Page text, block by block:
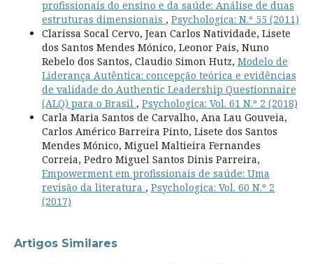
profissionais do ensino e da saúde: Análise de duas
estruturas dimensionais , Psychologica: N.º 55 (2011)
Clarissa Socal Cervo, Jean Carlos Natividade, Lisete
dos Santos Mendes Mónico, Leonor Pais, Nuno
Rebelo dos Santos, Claudio Simon Hutz, Modelo de
Liderança Autêntica: concepção teórica e evidências
de validade do Authentic Leadership Questionnaire
(ALQ) para o Brasil , Psychologica: Vol. 61 N.º 2 (2018)
Carla Maria Santos de Carvalho, Ana Lau Gouveia,
Carlos Américo Barreira Pinto, Lisete dos Santos
Mendes Mónico, Miguel Maltieira Fernandes
Correia, Pedro Miguel Santos Dinis Parreira,
Empowerment em profissionais de saúde: Uma
revisão da literatura , Psychologica: Vol. 60 N.º 2
(2017)
Artigos Similares